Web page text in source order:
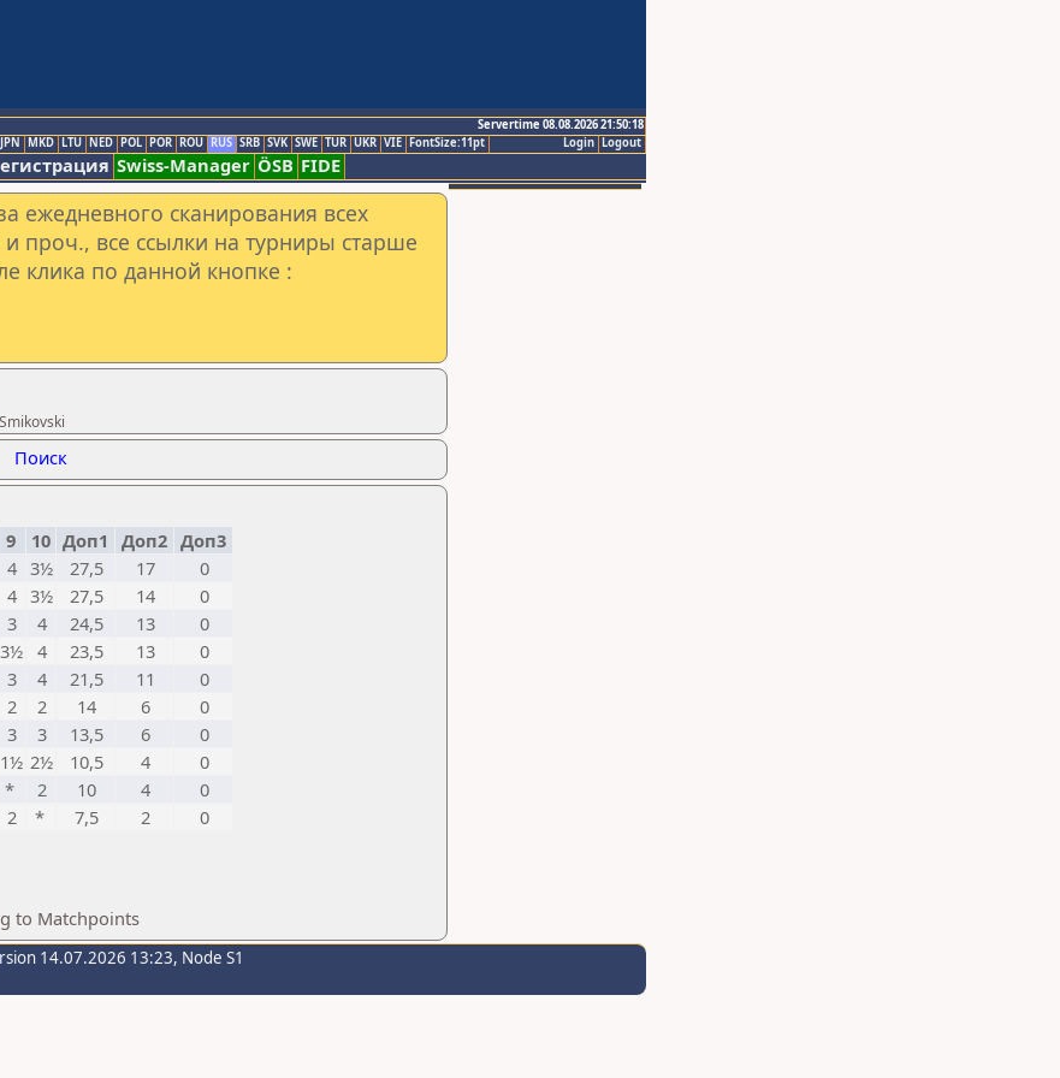
Servertime 08.08.2026 21:50:18
Logout
Login
JPN MKD LTU NED POL POR ROU RUS SRB SVK SWE TUR UKR VIE FontSize:11pt
Swiss-Manager ÖSB FIDE
ежедневного сканирования всех
проч., все ссылки на турниры старше
клика по данной кнопке :
Поиск
9 10 Доп1 Доп2 Доп3
4 3½ 27,5 17
0
4 3½ 27,5 14
0
3 4 24,5 13
0
3½ 4 23,5 13
0
3 4 21,5 11
0
2 2 14 6
0
3 3 13,5 6
0
1½ 2½ 10,5 4
0
* 2 10 4
0
2 * 7,5 2
0
to Matchpoints
14.07.2026 13:23, Node S1